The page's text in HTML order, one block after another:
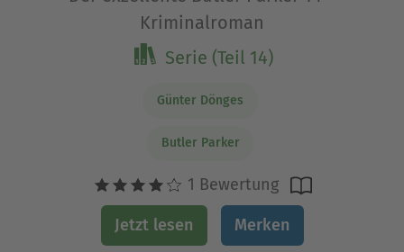
Kriminalroman
Serie (Teil 14)
Günter Dönges
Butler Parker
1 Bewertung
Jetzt lesen Merken